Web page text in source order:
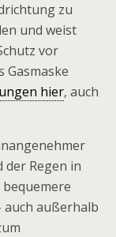
zu
und weist
vor
Gasmaske
hier, auch
der Regen in
auch außerhalb